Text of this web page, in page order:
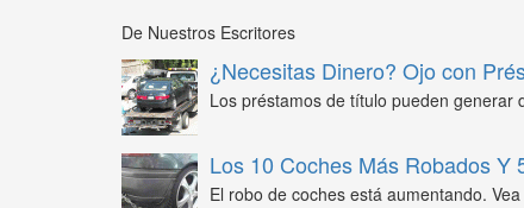
De Nuestros Escritores
¿Necesitas Dinero? Ojo con
Los préstamos de título pueden generar
Los 10 Coches Más Robados Y
El robo de coches está aumentando.